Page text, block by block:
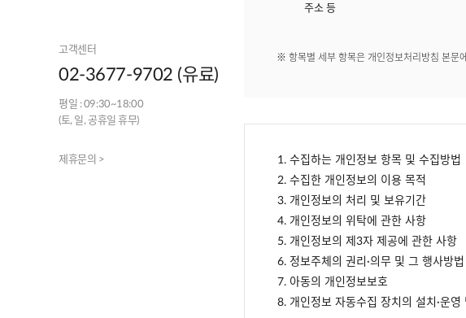
고객센터
02-3677-9702 (유료)
평일 : 09:30~18:00
(토, 일, 공휴일 휴무)
제휴문의 >
주소 등
※ 항목별 세부 항목은 개인정보처리방침 본문
1. 수집하는 개인정보 항목 및 수집방법
2. 수집한 개인정보의 이용 목적
3. 개인정보의 처리 및 보유기간
4. 개인정보의 위탁에 관한 사항
5. 개인정보의 제3자 제공에 관한 사항
6. 정보주체의 권리·의무 및 그 행사방법
7. 아동의 개인정보보호
8. 개인정보 자동수집 장치의 설치·운